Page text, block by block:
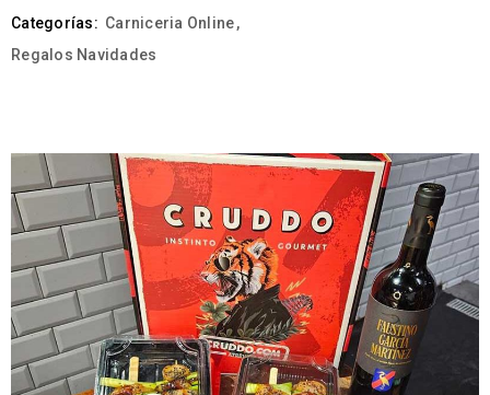
Categorías: Carniceria Online,
Regalos Navidades